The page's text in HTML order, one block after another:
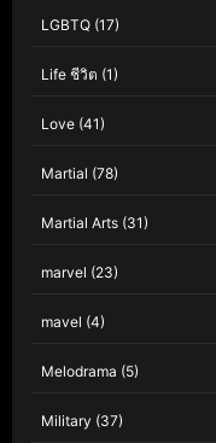
LGBTQ (17)
Life ชีวิต (1)
Love (41)
Martial (78)
Martial Arts (31)
marvel (23)
mavel (4)
Melodrama (5)
Military (37)